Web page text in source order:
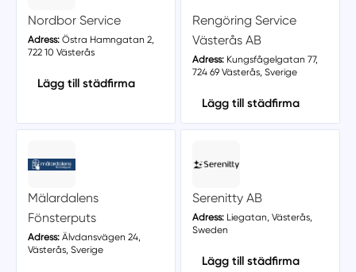
Nordbor Service
Adress:Östra Hamngatan 2,
722 10 Västerås
Lägg till städfirma
Rengöring Service
Västerås AB
Adress:Kungsfågelgatan 77,
724 69 Västerås, Sverige
Lägg till städfirma
Mälardalens
Fönsterputs
Adress:Älvdansvägen 24,
Västerås, Sverige
Serenitty AB
Adress:Liegatan, Västerås,
Sweden
Lägg till städfirma